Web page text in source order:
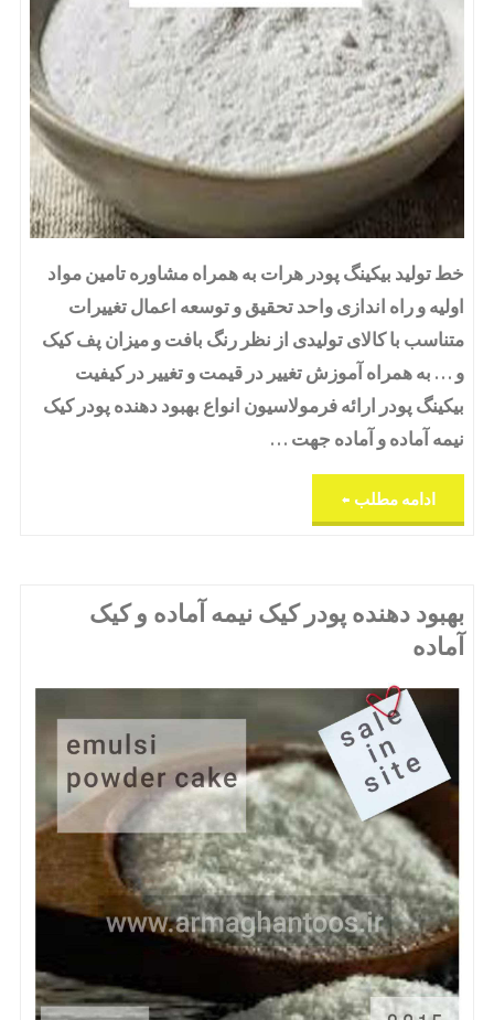
خط تولید بیکینگ پودر هرات به همراه مشاوره تامین مواد
اولیه و راه اندازی واحد تحقیق و توسعه اعمال تغییرات
متناسب با کالای تولیدی از نظر رنگ بافت و میزان پف کیک
و … به همراه آموزش تغییر در قیمت و تغییر در کیفیت
بیکینگ پودر ارائه فرمولاسیون انواع بهبود دهنده پودر کیک
نیمه آماده و آماده جهت …
ادامه مطلب
بیکینگ
بهبود دهنده پودر کیک نیمه آماده و کیک
آماده